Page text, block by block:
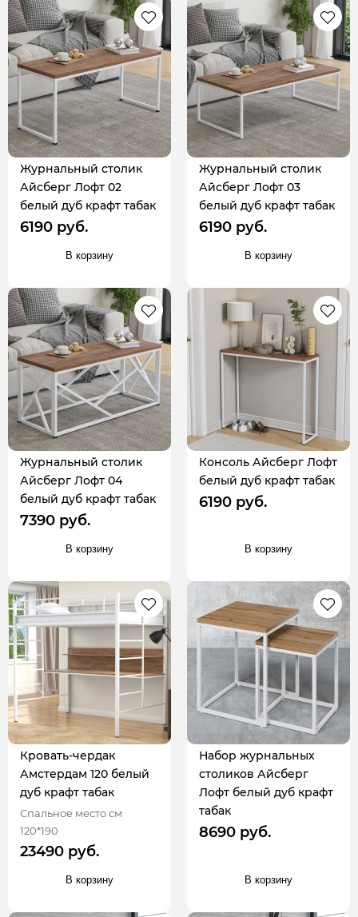
Журнальный столик
Айсберг Лофт 02
белый дуб крафт табак
6190 руб.
В корзину
Журнальный столик
Айсберг Лофт 03
белый дуб крафт табак
6190 руб.
В корзину
Журнальный столик
Айсберг Лофт 04
белый дуб крафт табак
7390 руб.
В корзину
Консоль Айсберг Лофт
белый дуб крафт табак
6190 руб.
В корзину
Кровать-чердак
Амстердам 120 белый
дуб крафт табак
Спальное место см
120*190
23490 руб.
В корзину
Набор журнальных
столиков Айсберг
Лофт белый дуб крафт
табак
8690 руб.
В корзину